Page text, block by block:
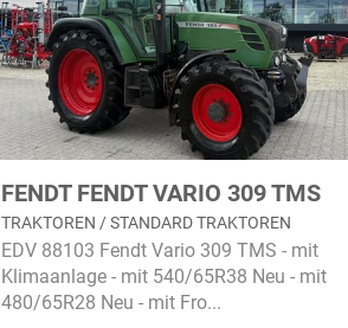
FENDT FENDT VARIO 309 TMS
TRAKTOREN / STANDARD TRAKTOREN
EDV 88103 Fendt Vario 309 TMS - mit
Klimaanlage - mit 540/65R38 Neu - mit
480/65R28 Neu - mit Fro...